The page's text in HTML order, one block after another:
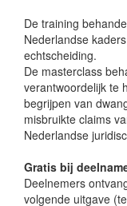
De training
Nederlandse
echtscheiding.
De masterclass
verantwoordelijk te
begrijpen van
misbruikte claims
Nederlandse
Gratis bij
Deelnemers
volgende uitgave